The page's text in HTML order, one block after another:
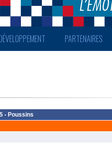
PARTENAIRES
- Poussins